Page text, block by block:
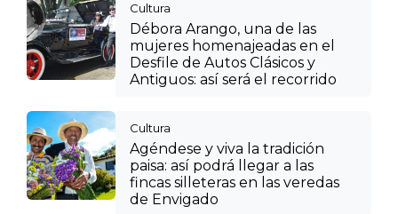
Cultura
Débora Arango, una de las
mujeres homenajeadas en el
Desfile de Autos Clásicos y
Antiguos: así será el recorrido
Cultura
Agéndese y viva la tradición
paisa: así podrá llegar a las
fincas silleteras en las veredas
de Envigado